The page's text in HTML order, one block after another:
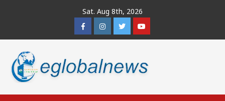
Sat. Aug 8th, 2026
FacebookInstagramTwitterYoutube